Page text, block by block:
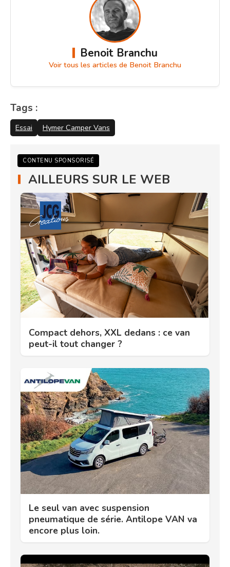
Benoit Branchu
Voir tous les articles de Benoit Branchu
Tags :
Essai Hymer Camper Vans
CONTENU SPONSORISÉ
AILLEURS SUR LE WEB
Compact dehors, XXL dedans : ce van
peut-il tout changer ?
Le seul van avec suspension
pneumatique de série. Antilope VAN va
encore plus loin.